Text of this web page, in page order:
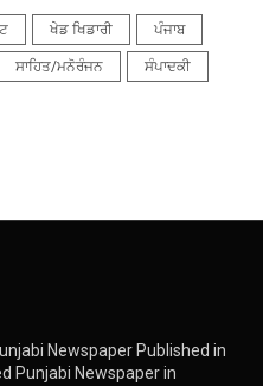
ਖੇਡ ਖਿਡਾਰੀ ਪੰਜਾਬ
ਸਾਹਿਤ/ਮਨੋਰੰਜਨ ਸੰਪਾਦਕੀ
Newspaper Published in
Punjabi Newspaper in